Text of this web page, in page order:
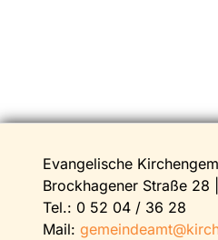
Evangelische
Brockhagener Straße 28
Tel.: 0 52 04 / 36 28
Mail: